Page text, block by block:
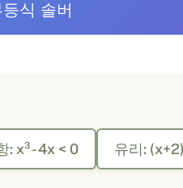
등식 솔버
: x³ - 4x < 0 유리: